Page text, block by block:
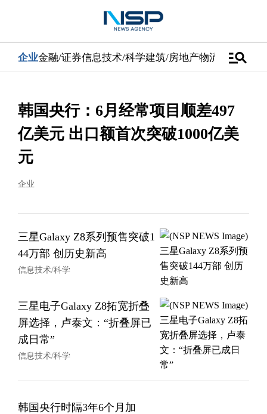
企业金融/证券信息技术/科学建筑/房地产物流/配送汽车
manage_search
韩国央行：6月经常项目顺差497
亿美元 出口额首次突破1000亿美
元
企业
三星Galaxy Z8系列预售突破1
44万部 创历史新高
信息技术/科学
三星电子Galaxy Z8拓宽折叠
屏选择，卢泰文：“折叠屏已
成日常”
信息技术/科学
韩国央行时隔3年6个月加